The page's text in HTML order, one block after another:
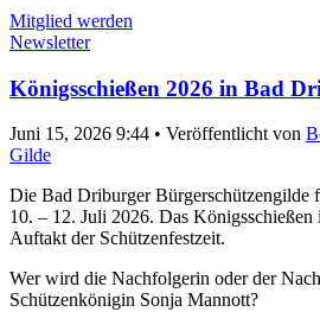
Mitglied werden
Newsletter
Königsschießen 2026 in Bad
Juni 15, 2026 9:44 • Veröffentlicht von
Gilde
Die Bad Driburger Bürgerschützengilde
10. – 12. Juli 2026. Das Königsschießen
Auftakt der Schützenfestzeit.
Wer wird die Nachfolgerin oder der
Schützenkönigin Sonja Mannott?